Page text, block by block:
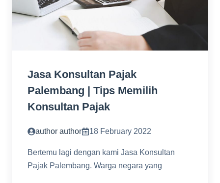
Jasa Konsultan Pajak
Palembang | Tips Memilih
Konsultan Pajak
author author 18 February 2022
Bertemu lagi dengan kami Jasa Konsultan
Pajak Palembang. Warga negara yang